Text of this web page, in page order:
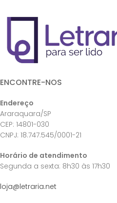
ENCONTRE-NOS
Endereço
Araraquara/SP
CEP: 14801-030
CNPJ: 18.747.545/0001-21
Horário de atendimento
Segunda a sexta: 8h30 às 17h30
loja@letraria.net